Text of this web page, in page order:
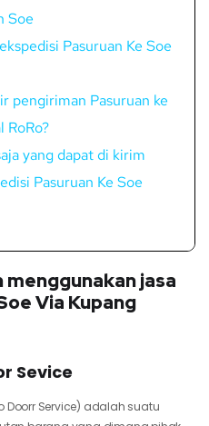
Soe
Pasuruan Ke Soe
pengiriman Pasuruan ke
RoRo?
yang dapat di kirim
Pasuruan Ke Soe
jasa
Via Kupang
Sevice
Doorr Service) adalah suatu